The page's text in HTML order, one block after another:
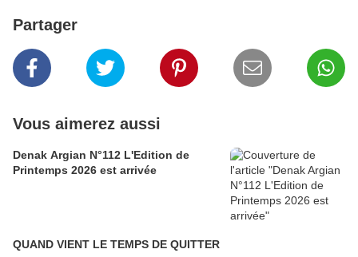
Partager
Vous aimerez aussi
Denak Argian N°112 L'Edition de
Printemps 2026 est arrivée
QUAND VIENT LE TEMPS DE QUITTER